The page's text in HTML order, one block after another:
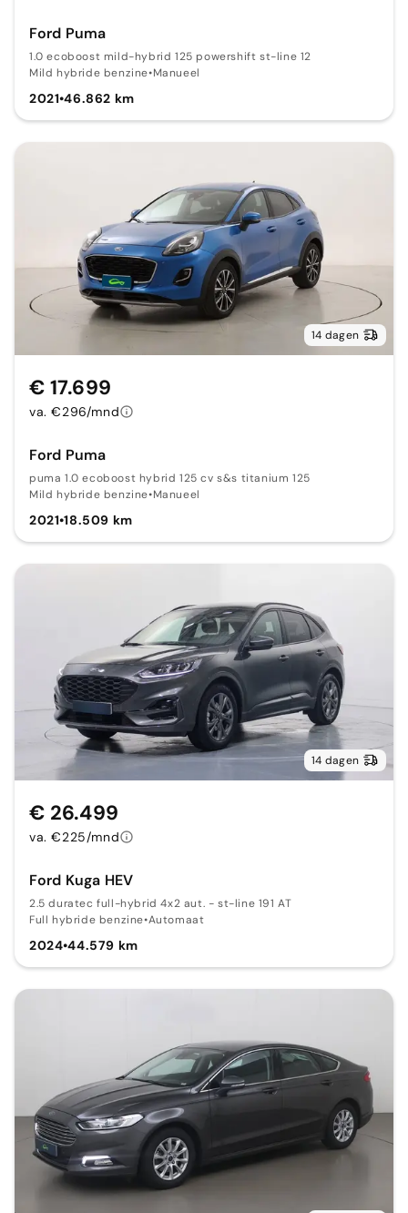
Ford Puma
1.0 ecoboost mild-hybrid 125 powershift st-line 12
Mild hybride benzine•Manueel
2021•46.862 km
14 dagen
Ford Puma
puma 1.0 ecoboost hybrid 125 cv s&s titanium 125
Mild hybride benzine•Manueel
2021•18.509 km
€ 17.699
va. €296/mnd
14 dagen
Ford Kuga HEV
2.5 duratec full-hybrid 4x2 aut. - st-line 191 AT
Full hybride benzine•Automaat
2024•44.579 km
€ 26.499
va. €225/mnd